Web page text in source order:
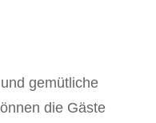
gemütliche
die Gäste